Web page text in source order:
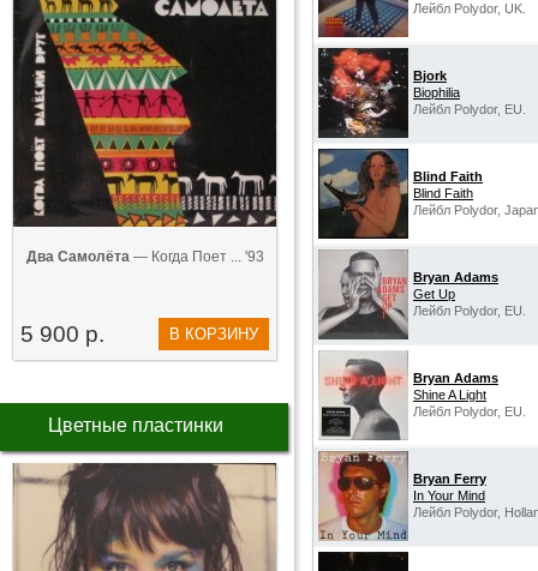
Два Самолёта— Когда Поет ... '93
5 900 р. В КОРЗИНУ
Цветные пластинки
Лейбл Polydor, UK.
Bjork
Biophilia
Лейбл Polydor, EU.
Blind Faith
Blind Faith
Лейбл Polydor,
Bryan Adams
Get Up
Лейбл Polydor, EU.
Bryan Adams
Shine A Light
Лейбл Polydor, EU.
Bryan Ferry
In Your Mind
Лейбл Polydor,